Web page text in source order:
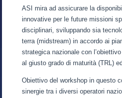
ASI mira ad assicurare la
innovative per le future missioni
disciplinari, sviluppando sia
terra (midstream) in accordo ai
strategica nazionale con
al giusto grado di maturità (TRL)
Obiettivo del workshop in questo
sinergie tra i diversi operatori